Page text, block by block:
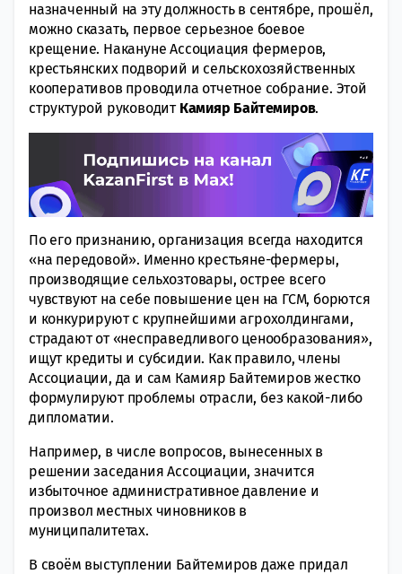
назначенный на эту должность в сентябре, прошёл,
можно сказать, первое серьезное боевое
крещение. Накануне Ассоциация фермеров,
крестьянских подворий и сельскохозяйственных
кооперативов проводила отчетное собрание. Этой
структурой руководит Камияр Байтемиров.
По его признанию, организация всегда находится
«на передовой». Именно крестьяне-фермеры,
производящие сельхозтовары, острее всего
чувствуют на себе повышение цен на ГСМ, борются
и конкурируют с крупнейшими агрохолдингами,
страдают от «несправедливого ценообразования»,
ищут кредиты и субсидии. Как правило, члены
Ассоциации, да и сам Камияр Байтемиров жестко
формулируют проблемы отрасли, без какой-либо
дипломатии.
Например, в числе вопросов, вынесенных в
решении заседания Ассоциации, значится
избыточное административное давление и
произвол местных чиновников в
муниципалитетах.
В своём выступлении Байтемиров даже придал